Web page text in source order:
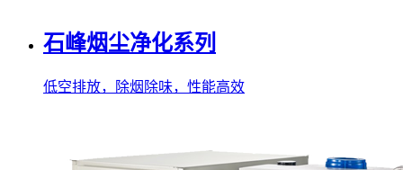
石峰烟尘净化系列
低空排放，除烟除味，性能高效